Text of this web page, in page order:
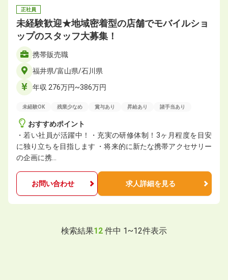
正社員
未経験歓迎★地域密着型の店舗でモバイルショ
ップのスタッフ大募集！
携帯販売職
福井県/富山県/石川県
年収 276万円~386万円
未経験OK 残業少なめ 賞与あり 昇給あり 諸手当あり
おすすめポイント
・若い社員が活躍中！・充実の研修体制！3ヶ月程度を目安
に独り立ちを目指します ・将来的に新たな携帯アクセサリー
の企画に携…
お問い合わせ 求人詳細を見る
検索結果12 件中 1~12件表示